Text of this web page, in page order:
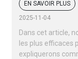
EN SAVOIR PLUS
2025-11-04
Dans cet article,
les plus efficaces
expliquerons